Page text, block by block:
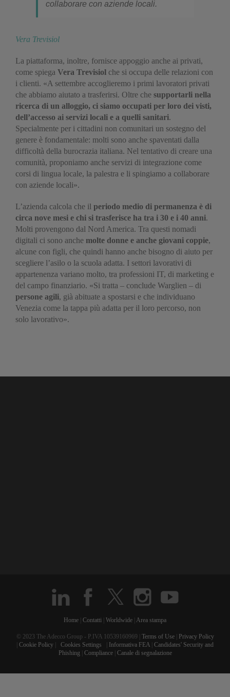
collaborare con aziende locali.
Vera Trevisiol
La piattaforma, inoltre, fornisce appoggio anche ai privati,
come spiega Vera Trevisiol che si occupa delle relazioni con
i clienti. «A settembre accoglieremo i primi lavoratori privati
che abbiamo aiutato a trasferirsi. Oltre che supportarli nella
ricerca di un alloggio, ci siamo occupati per loro dei visti,
dell’accesso ai servizi locali e a quelli sanitari.
Specialmente per i cittadini non comunitari un sostegno del
genere è fondamentale: molti sono anche spaventati dalla
difficoltà della burocrazia italiana. Nel tentativo di creare una
comunità, proponiamo anche servizi di integrazione come
corsi di lingua locale, la palestra e li spingiamo a collaborare
con aziende locali».
L’azienda calcola che il periodo medio di permanenza è di
circa nove mesi e chi si trasferisce ha tra i 30 e i 40 anni.
Molti provengono dal Nord America. Tra questi nomadi
digitali ci sono anche molte donne e anche giovani coppie,
alcune con figli, che quindi hanno anche bisogno di aiuto per
scegliere l’asilo o la scuola adatta. I settori lavorativi di
appartenenza variano molto, tra professioni IT, di marketing e
del campo finanziario. «Si tratta – conclude Warglien – di
persone agili, già abituate a spostarsi e che individuano
Venezia come la tappa più adatta per il loro percorso, non
solo lavorativo».
Home Contatti Worldwide Area stampa
© 2023 The Adecco Group - P.IVA 10539160969 | Terms of Use|
Privacy Policy
Cookie Policy Cookies Settings Informativa FEA Candidates' Security and
Phishing
Compliance| Canale di segnalazione